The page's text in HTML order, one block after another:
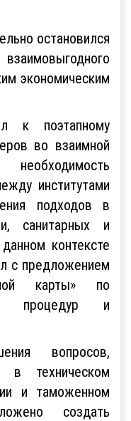
остановился
экономическим
к поэтапному
во взаимной
институтами
подходов в
санитарных и
контексте
с предложением
карты» по
процедур и
вопросов,
в техническом
и таможенном
создать